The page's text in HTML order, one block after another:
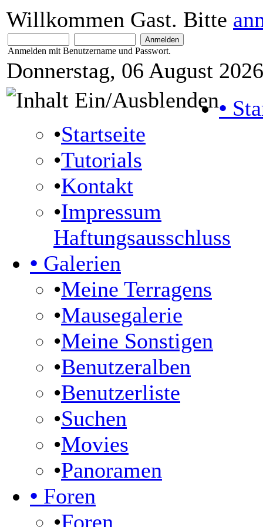
Willkommen Gast. Bitte
Anmelden mit Benutzername und Passwort.
Donnerstag, 06 August
•
•Startseite
•Tutorials
•Kontakt
•Impressum
Haftungsausschluss
• Galerien
•Meine Terragens
•Mausegalerie
•Meine Sonstigen
•Benutzeralben
•Benutzerliste
•Suchen
•Movies
•Panoramen
• Foren
•Foren